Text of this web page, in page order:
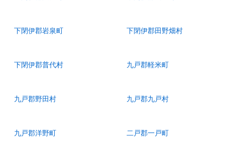
下閉伊郡岩泉町 下閉伊郡田野畑村
下閉伊郡普代村 九戸郡軽米町
九戸郡野田村 九戸郡九戸村
九戸郡洋野町 二戸郡一戸町